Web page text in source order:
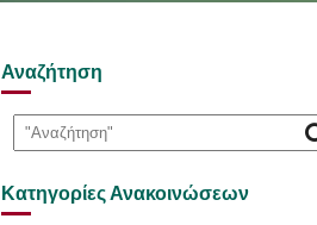
Αναζήτηση
Κατηγορίες Ανακοινώσεων